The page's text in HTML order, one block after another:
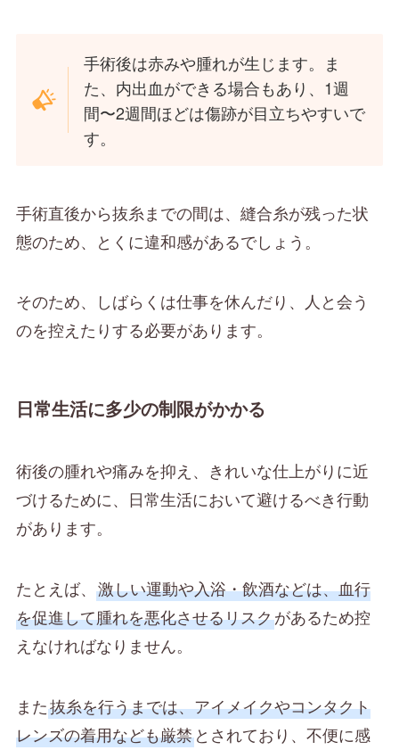
手術後は赤みや腫れが生じます。ま
た、内出血ができる場合もあり、1週
間〜2週間ほどは傷跡が目立ちやすいで
す。
手術直後から抜糸までの間は、縫合糸が残った状
態のため、とくに違和感があるでしょう。
そのため、しばらくは仕事を休んだり、人と会う
のを控えたりする必要があります。
日常生活に多少の制限がかかる
術後の腫れや痛みを抑え、きれいな仕上がりに近
づけるために、日常生活において避けるべき行動
があります。
たとえば、 激しい運動や入浴・飲酒などは、血行
を促進して腫れを悪化させるリスクがあるため控
えなければなりません。
また抜糸を行うまでは、アイメイクやコンタクト
レンズの着用なども厳禁とされており、不便に感